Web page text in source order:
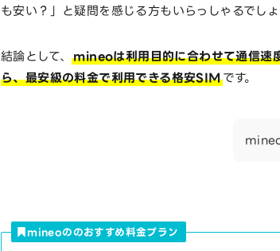
も安い？」と疑問を感じる方もいらっしゃるでしょ
結論として、mineoは利用目的に合わせて通信速
ら、最安級の料金で利用できる格安SIMです。
mineoののおすすめ料金プラン